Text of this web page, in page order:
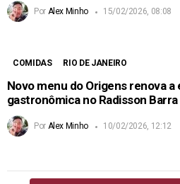
Por Alex Minho 15/02/2026, 08:08
COMIDAS RIO DE JANEIRO
Novo menu do Origens renova a
gastronômica no Radisson Barra
Por Alex Minho 10/02/2026, 12:12